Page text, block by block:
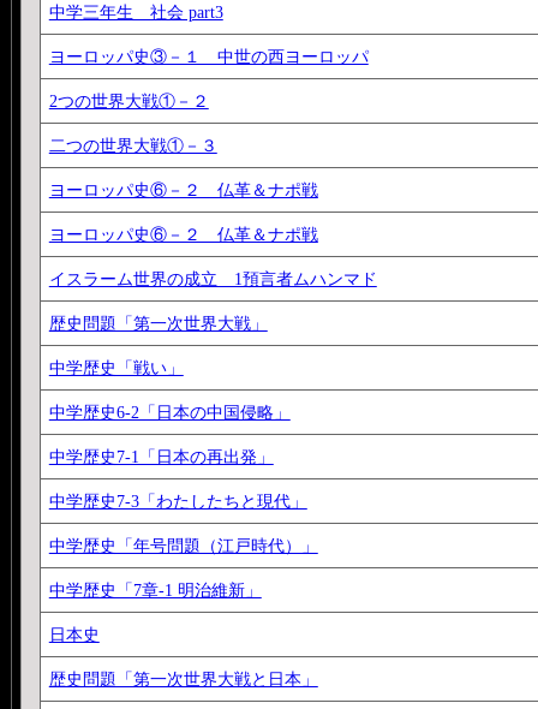
中学三年生 社会 part3
ヨーロッパ史③－１ 中世の西ヨーロッパ
2つの世界大戦①－２
二つの世界大戦①－３
ヨーロッパ史⑥－２ 仏革＆ナポ戦
ヨーロッパ史⑥－２ 仏革＆ナポ戦
イスラーム世界の成立 1預言者ムハンマド
歴史問題「第一次世界大戦」
中学歴史「戦い」
中学歴史6-2「日本の中国侵略」
中学歴史7-1「日本の再出発」
中学歴史7-3「わたしたちと現代」
中学歴史「年号問題（江戸時代）」
中学歴史「7章-1 明治維新」
日本史
歴史問題「第一次世界大戦と日本」